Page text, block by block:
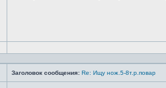
Заголовок сообщения: Re: Ищу нож.5-8т.р.повар